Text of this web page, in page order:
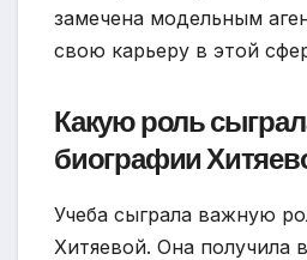
замечена модельным
свою карьеру в этой
Какую роль
биографии
Учеба сыграла важную
Хитяевой. Она получила